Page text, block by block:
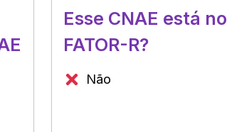
Esse CNAE está no
FATOR-R?
Não